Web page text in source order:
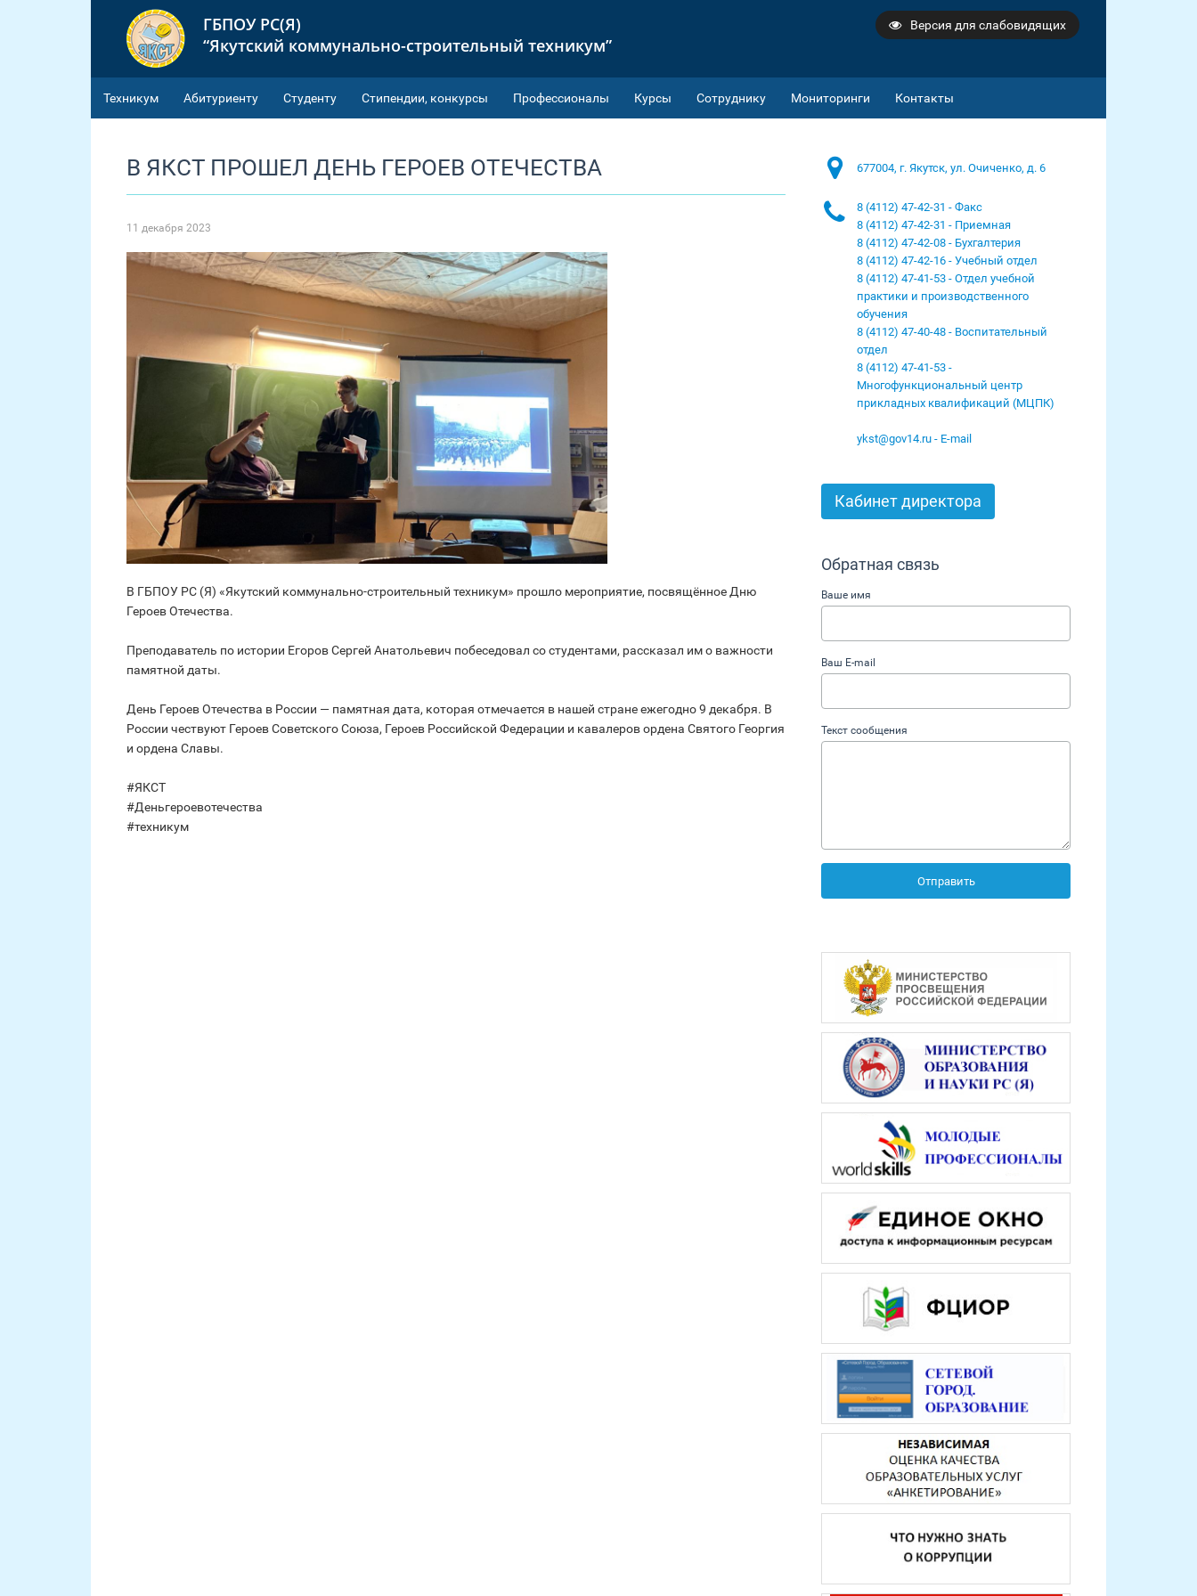
ГБПОУ РС(Я)
“Якутский коммунально-строительный техникум”
Версия для слабовидящих
Техникум Абитуриенту Студенту Cтипендии, конкурсы Профессионалы Курсы Сотруднику Мониторинги Контакты
В ЯКСТ ПРОШЕЛ ДЕНЬ ГЕРОЕВ ОТЕЧЕСТВА
11 декабря 2023
В ГБПОУ РС (Я) «Якутский коммунально-строительный техникум» прошло мероприятие, посвящённое Дню
Героев Отечества.
Преподаватель по истории Егоров Сергей Анатольевич побеседовал со студентами, рассказал им о важности
памятной даты.
День Героев Отечества в России — памятная дата, которая отмечается в нашей стране ежегодно 9 декабря. В
России чествуют Героев Советского Союза, Героев Российской Федерации и кавалеров ордена Святого Георгия
и ордена Славы.
#ЯКСТ
#Деньгероевотечества
#техникум
677004, г. Якутск, ул. Очиченко, д. 6
8 (4112) 47-42-31 - Факс
8 (4112) 47-42-31 - Приемная
8 (4112) 47-42-08 - Бухгалтерия
8 (4112) 47-42-16 - Учебный отдел
8 (4112) 47-41-53 - Отдел учебной
практики и производственного
обучения
8 (4112) 47-40-48 - Воспитательный
отдел
8 (4112) 47-41-53 -
Многофункциональный центр
прикладных квалификаций (МЦПК)
ykst@gov14.ru - E-mail
Кабинет директора
Обратная связь
Ваше имя
Ваш E-mail
Текст сообщения